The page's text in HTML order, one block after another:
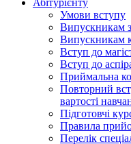
Умови вступу
Випускникам
Випускникам
Вступ до
Вступ до
Приймальна
Повторний
вартості
Підготовчі
Правила
Перелік